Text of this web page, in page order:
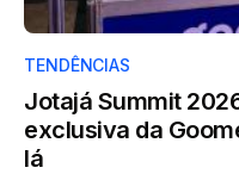
TENDÊNCIAS
Jotajá Summit
exclusiva da
lá